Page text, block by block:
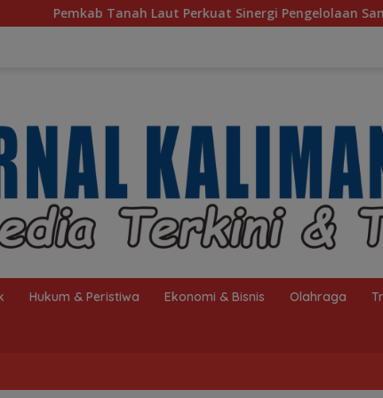
Sinergi Pengelolaan Sampah, Bupati Sambut
Hukum & Peristiwa Ekonomi & Bisnis Olahraga